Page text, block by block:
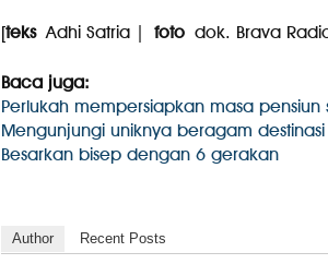
[teksAdhi Satria | fotodok. Brava
Baca juga:
Perlukah mempersiapkan masa pensiun
Mengunjungi uniknya beragam
Besarkan bisep dengan 6 gerakan
Author Recent Posts